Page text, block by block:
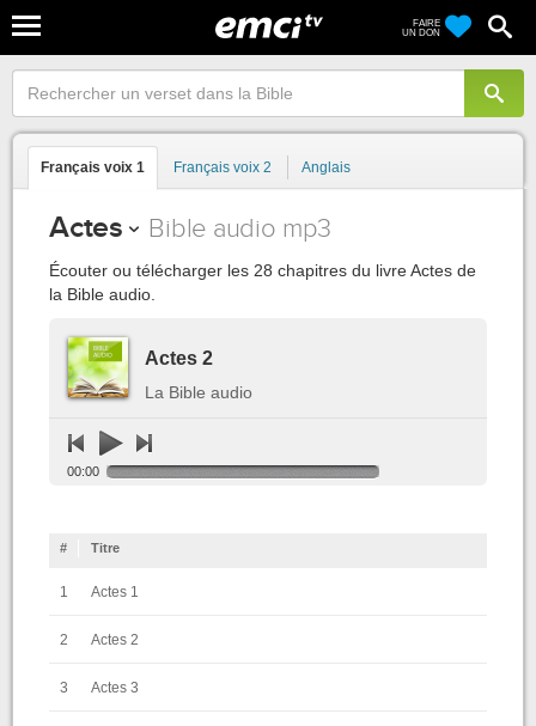
FAIRE
UN DON
Français voix 1 Français voix 2 Anglais
Actes Bible audio mp3
Écouter ou télécharger les 28 chapitres du livre Actes de
la Bible audio.
Actes 2
La Bible audio
00:00
# Titre
1 Actes 1
2 Actes 2
3 Actes 3